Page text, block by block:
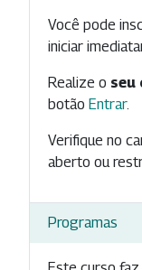
Você pode
iniciar
Realize o seu
botão Entrar.
Verifique no
aberto ou
Programas